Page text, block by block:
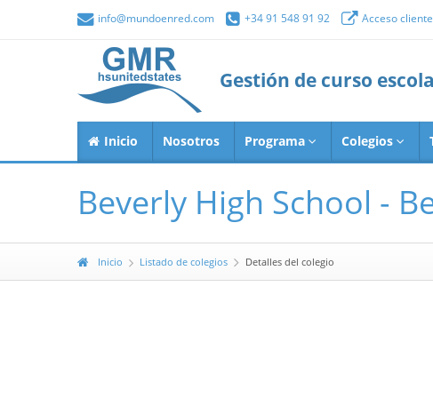
info@mundoenred.com +34 91 548 91 92 Acceso
Gestión de curso
Inicio Nosotros Programa Colegios
Beverly High School -
Inicio Listado de colegios Detalles del colegio